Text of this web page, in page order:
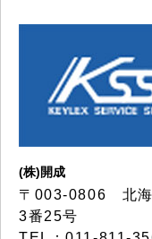
(株)開成
〒003-0806 北海
3番25号